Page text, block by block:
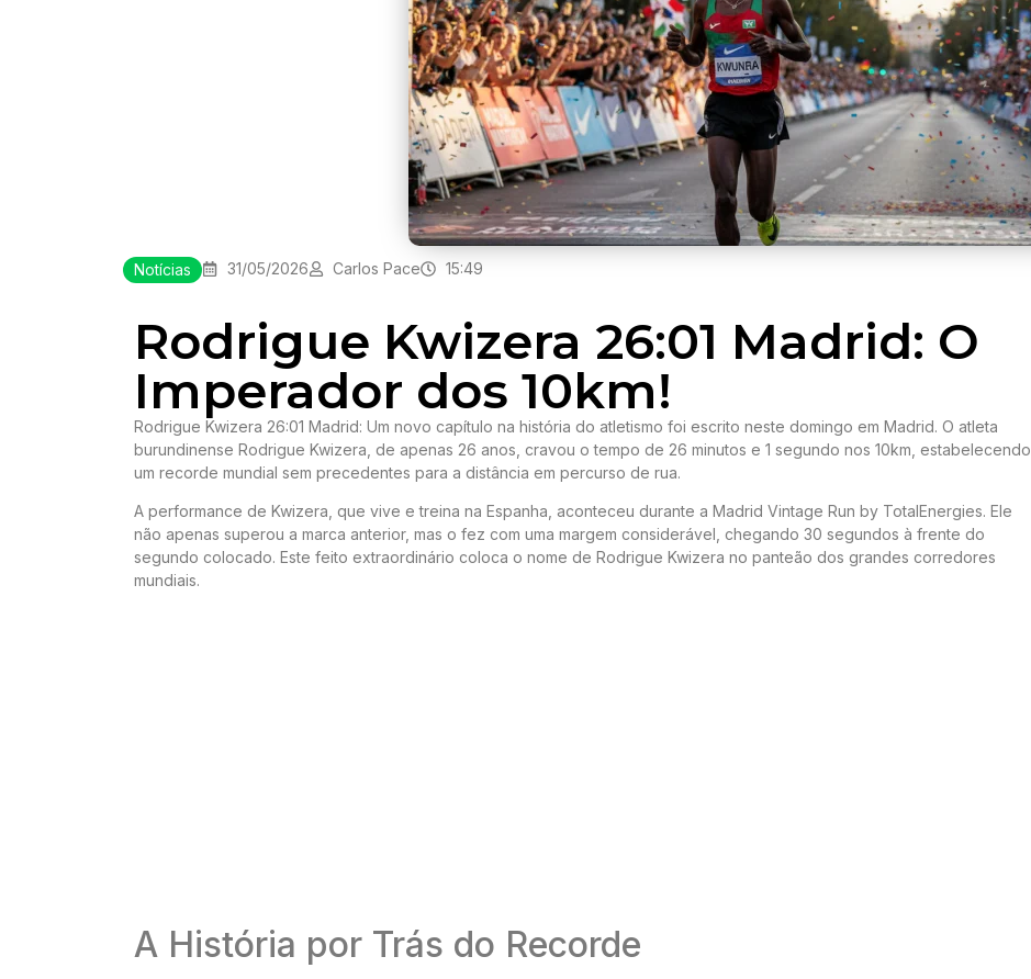
Notícias 31/05/2026 Carlos Pace 15:49
Rodrigue Kwizera 26:01 Madrid: O
Imperador dos 10km!
Rodrigue Kwizera 26:01 Madrid: Um novo capítulo na história do atletismo foi escrito neste domingo em Madrid. O atleta
burundinense Rodrigue Kwizera, de apenas 26 anos, cravou o tempo de 26 minutos e 1 segundo nos 10km, estabelecendo
um recorde mundial sem precedentes para a distância em percurso de rua.
A performance de Kwizera, que vive e treina na Espanha, aconteceu durante a Madrid Vintage Run by TotalEnergies. Ele
não apenas superou a marca anterior, mas o fez com uma margem considerável, chegando 30 segundos à frente do
segundo colocado. Este feito extraordinário coloca o nome de Rodrigue Kwizera no panteão dos grandes corredores
mundiais.
A História por Trás do Recorde